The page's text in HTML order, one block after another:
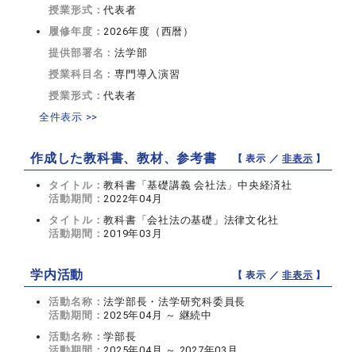
授業形式：代表者
履修年度：2026年度（西暦）
提供部署名：法学部
授業科目名：専門導入演習
授業形式：代表者
全件表示 >>
作成した教科書、教材、参考書 【 表示 ／非表示 】
タイトル：教科書「基礎講義 会社法」中央経済社
活動期間：2022年04月
タイトル：教科書「会社法の基礎」法律文化社
活動期間：2019年03月
学内活動 【 表示 ／非表示 】
活動名称：法学部長・法学研究科委員長
活動期間：2025年04月 ～ 継続中
活動名称：学部長